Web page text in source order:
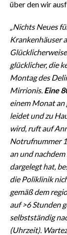
VIDEO
INFO AZIENDE
ANNUNCI
NECROLOGI
PUBBLICITÀ
SPIAGGE
über den wir
„Nichts Neues
Krankenhäuser
glücklicher, die
Montag des
Mirrionis. Eine
einem Monat
leidet und zu
wird, ruft auf
Notrufnummer
an und
dargelegt hat,
die Poliklinik
gemäß dem
auf >6 Stunden
selbstständig
(Uhrzeit).